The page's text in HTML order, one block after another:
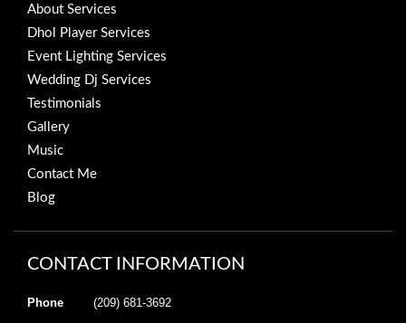
About Services
Dhol Player Services
Event Lighting Services
Wedding Dj Services
Testimonials
Gallery
Music
Contact Me
Blog
CONTACT INFORMATION
Phone (209) 681-3692